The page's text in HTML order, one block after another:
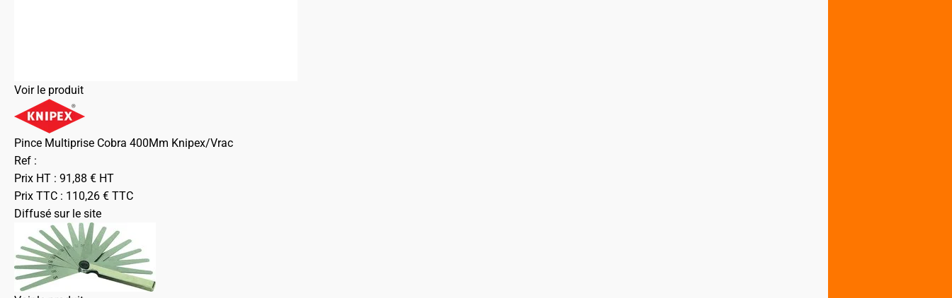
Voir le produit
Pince Multiprise Cobra 400Mm Knipex/Vrac
Ref :
Prix HT : 91,88 € HT
Prix TTC : 110,26 € TTC
Diffusé sur le site